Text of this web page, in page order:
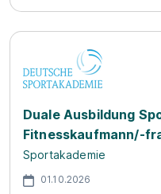
Duale Ausbildung
Fitnesskaufmann/-
Sportakademie
01.10.2026